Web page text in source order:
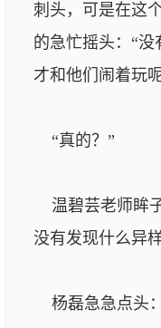
刺头，可是在这
的急忙摇头：“
才和他们闹着玩
“真的？”
温碧芸老师眸
没有发现什么异样
杨磊急急点头